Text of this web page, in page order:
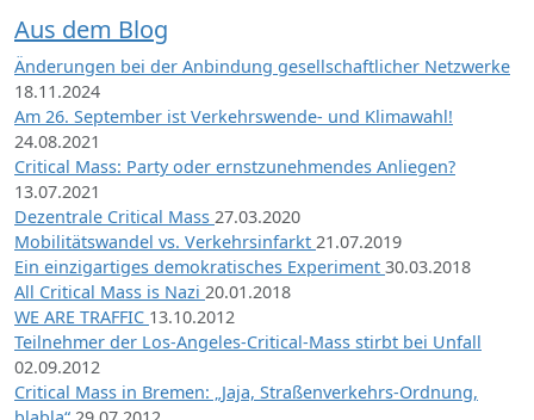
Aus dem Blog
Änderungen bei der Anbindung gesellschaftlicher Netzwerke
18.11.2024
Am 26. September ist Verkehrswende- und Klimawahl!
24.08.2021
Critical Mass: Party oder ernstzunehmendes Anliegen?
13.07.2021
Dezentrale Critical Mass 27.03.2020
Mobilitätswandel vs. Verkehrsinfarkt 21.07.2019
Ein einzigartiges demokratisches Experiment 30.03.2018
All Critical Mass is Nazi 20.01.2018
WE ARE TRAFFIC 13.10.2012
Teilnehmer der Los-Angeles-Critical-Mass stirbt bei Unfall
02.09.2012
Critical Mass in Bremen: „Jaja, Straßenverkehrs-Ordnung,